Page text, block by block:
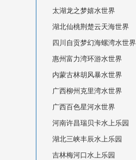
太湖龙之梦嬉水世界
湖北仙桃荆楚云天海世界
四川自贡梦幻海螺湾水世界
惠州富力湾环游水世界
内蒙古林胡风暴水世界
广西柳州克里湾水世界
广西百色星河水世界
河南许昌瑞贝卡水上乐园
湖北三峡丰辰水上乐园
吉林梅河口水上乐园